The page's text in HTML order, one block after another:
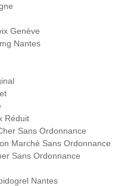
Genève
Nantes
Réduit
Sans Ordonnance
Marché Sans Ordonnance
Sans Ordonnance
Nantes